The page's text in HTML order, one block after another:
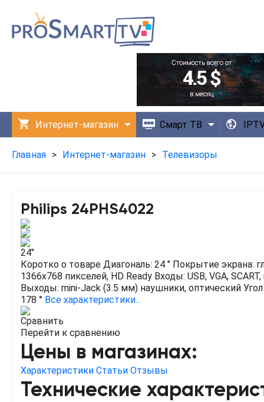
Интернет-магазин Смарт ТВ
Технологии Приложения
Главная > Интернет-магазин > Телевизоры
Philips 24PHS4022
24"
Коротко о товаре Диагональ: 24 " Покрытие экрана:
1366x768 пикселей, HD Ready Входы: USB, VGA,
Выходы: mini-Jack (3.5 мм) наушники, оптический
178 ° Все характеристики...
Сравнить
Перейти к сравнению
Цены в магазинах:
Характеристики Статьи Отзывы
Технические